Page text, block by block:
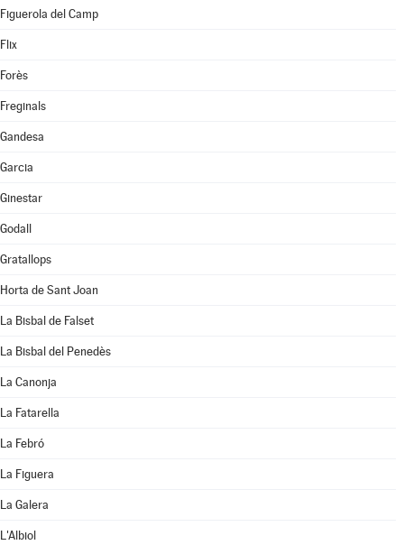
Figuerola del Camp
Flix
Forès
Freginals
Gandesa
Garcia
Ginestar
Godall
Gratallops
Horta de Sant Joan
La Bisbal de Falset
La Bisbal del Penedès
La Canonja
La Fatarella
La Febró
La Figuera
La Galera
L'Albiol